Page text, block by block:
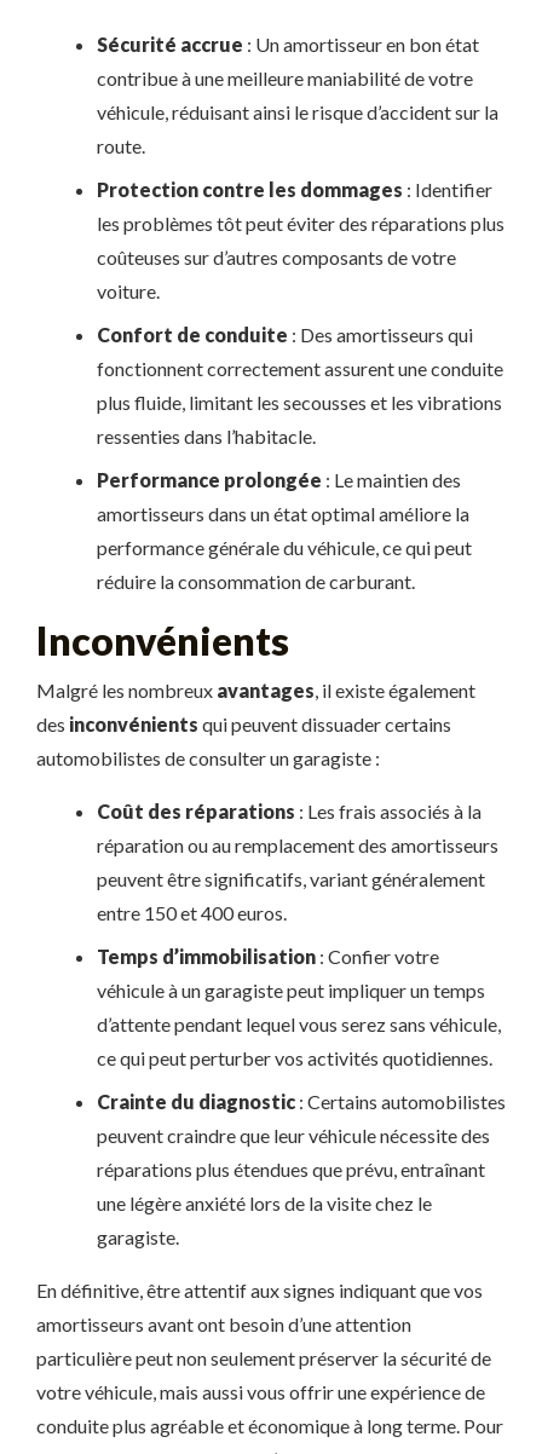
Sécurité accrue : Un amortisseur en bon état
contribue à une meilleure maniabilité de votre
véhicule, réduisant ainsi le risque d’accident sur la
route.
Protection contre les dommages : Identifier
les problèmes tôt peut éviter des réparations plus
coûteuses sur d’autres composants de votre
voiture.
Confort de conduite : Des amortisseurs qui
fonctionnent correctement assurent une conduite
plus fluide, limitant les secousses et les vibrations
ressenties dans l’habitacle.
Performance prolongée : Le maintien des
amortisseurs dans un état optimal améliore la
performance générale du véhicule, ce qui peut
réduire la consommation de carburant.
Inconvénients
Malgré les nombreux avantages, il existe également
des inconvénients qui peuvent dissuader certains
automobilistes de consulter un garagiste :
Coût des réparations : Les frais associés à la
réparation ou au remplacement des amortisseurs
peuvent être significatifs, variant généralement
entre 150 et 400 euros.
Temps d’immobilisation: Confier votre
véhicule à un garagiste peut impliquer un temps
d’attente pendant lequel vous serez sans véhicule,
ce qui peut perturber vos activités quotidiennes.
Crainte du diagnostic: Certains automobilistes
peuvent craindre que leur véhicule nécessite des
réparations plus étendues que prévu, entraînant
une légère anxiété lors de la visite chez le
garagiste.
En définitive, être attentif aux signes indiquant que vos
amortisseurs avant ont besoin d’une attention
particulière peut non seulement préserver la sécurité de
votre véhicule, mais aussi vous offrir une expérience de
conduite plus agréable et économique à long terme. Pour